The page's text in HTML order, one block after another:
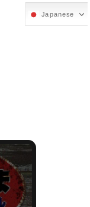
Japanese